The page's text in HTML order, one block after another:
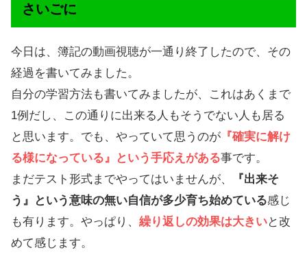
さいごに
今日は、簿記の動画視聴が一通り終了したので、その
経過を書いてみました。
自分の学習方法も書いてみましたが、これはあくまで
1例だし、この通りに出来る人もそうでない人も居る
と思います。でも、やっていて思うのが 『確実に解け
る様になっている』という手応えがある事です。
まだテスト形式までやってはいませんが、
『出来そ
う』という意味の無い自信が多少育ち始めている感じ
も有ります。やっぱり、 繰り返しの効果は大きいと改
めて感じます。